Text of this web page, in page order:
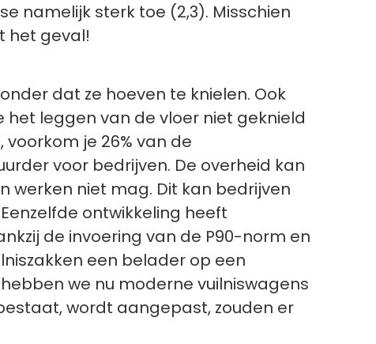
namelijk sterk toe (2,3). Misschien
het geval!
dat ze hoeven te knielen. Ook
leggen van de vloer niet geknield
je 26% van de
voor bedrijven. De overheid kan
werken niet mag. Dit kan bedrijven
ontwikkeling heeft
de invoering van de P90-norm en
een belader op een
we nu moderne vuilniswagens
wordt aangepast, zouden er